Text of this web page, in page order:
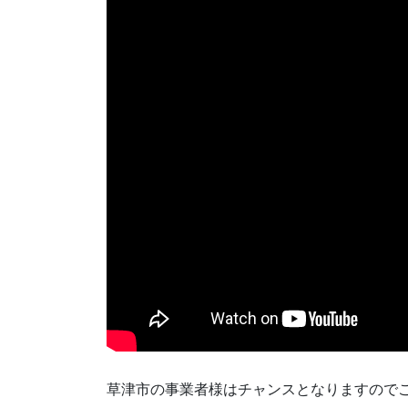
草津市の事業者様はチャンスとなりますので